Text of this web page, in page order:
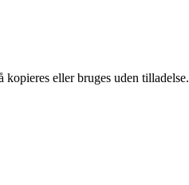
eller bruges uden tilladelse.